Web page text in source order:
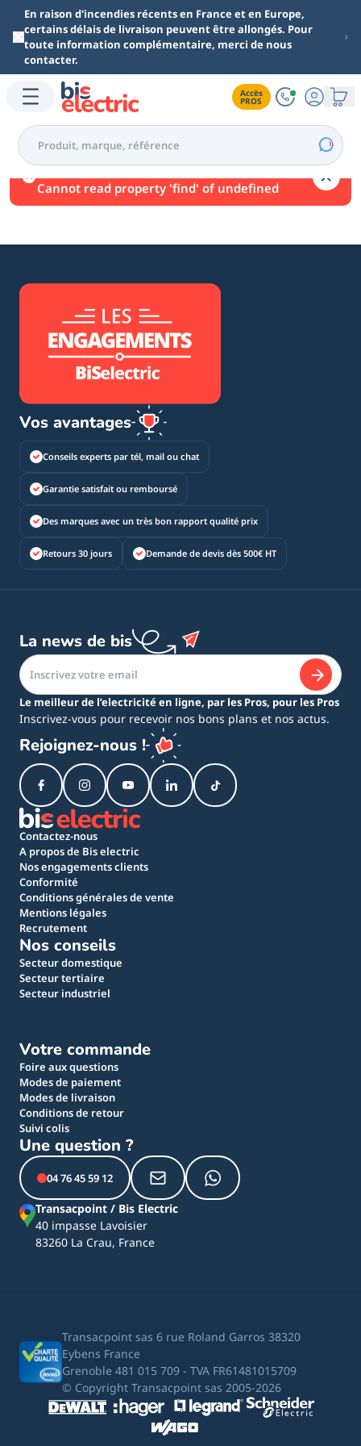
Aller au contenu principal
En raison d'incendies récents en France et en Europe,
certains délais de livraison peuvent être allongés. Pour
toute information complémentaire, merci de nous
contacter.
Accès
PROS
Une erreur est survenue.
Cannot read property 'find' of undefined
Vos avantages
Conseils experts par tél, mail ou chat
Garantie satisfait ou remboursé
Des marques avec un très bon rapport qualité prix
Retours 30 jours Demande de devis dès 500€ HT
La news de bis
Le meilleur de l’electricité en ligne, par les Pros, pour les Pros
Inscrivez-vous pour recevoir nos bons plans et nos actus.
Rejoignez-nous !
Contactez-nous
A propos de Bis electric
Nos engagements clients
Conformité
Conditions générales de vente
Mentions légales
Recrutement
Nos conseils
Secteur domestique
Secteur tertiaire
Secteur industriel
Votre commande
Foire aux questions
Modes de paiement
Modes de livraison
Conditions de retour
Suivi colis
Une question ?
04 76 45 59 12
Transacpoint / Bis Electric
40 impasse Lavoisier
83260 La Crau, France
Transacpoint sas 6 rue Roland Garros 38320
Eybens France
Grenoble 481 015 709 - TVA FR61481015709
© Copyright Transacpoint sas 2005-2026